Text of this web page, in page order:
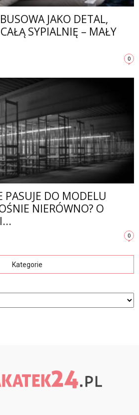
JAKO DETAL,
SYPIALNIĘ – MAŁY
0
PASUJE DO MODELU
NIERÓWNO? O
0
Kategorie